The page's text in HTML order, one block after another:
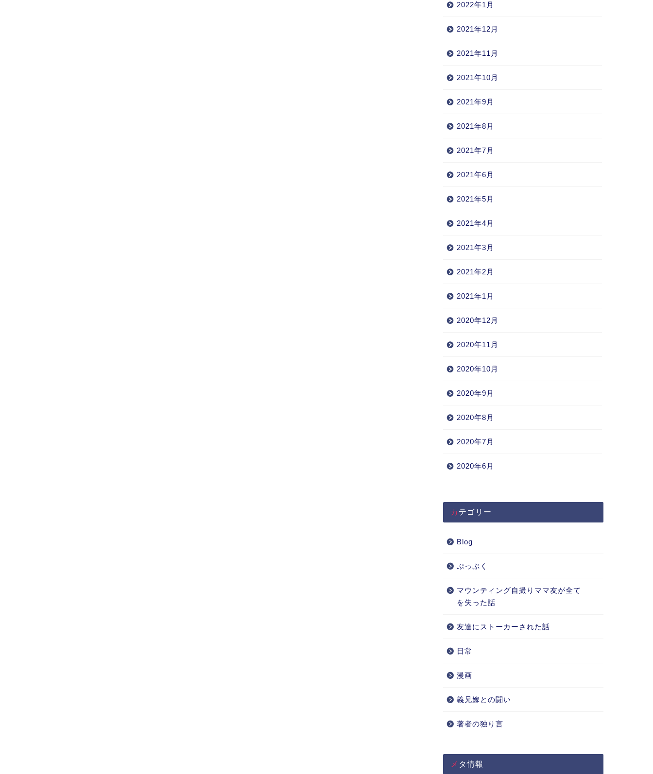
2022年1月
2021年12月
2021年11月
2021年10月
2021年9月
2021年8月
2021年7月
2021年6月
2021年5月
2021年4月
2021年3月
2021年2月
2021年1月
2020年12月
2020年11月
2020年10月
2020年9月
2020年8月
2020年7月
2020年6月
カテゴリー
Blog
ぷっぷく
マウンティング自撮りママ友が全て
を失った話
友達にストーカーされた話
日常
漫画
義兄嫁との闘い
著者の独り言
メタ情報